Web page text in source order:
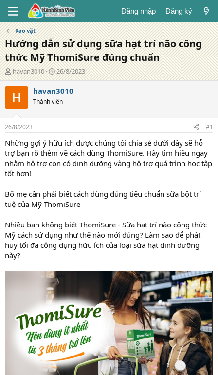
Đăng nhập Đăng ký
Rao vặt
Hướng dẫn sử dụng sữa hạt trí não công
thức Mỹ ThomiSure đúng chuẩn
T
á
c
g
ả
havan3010
N
g
à
y
đ
g
26/8/2023
havan3010
Thành viên
26/8/2023 #1
Những gợi ý hữu ích được chúng tôi chia sẻ dưới đây sẽ hỗ
trợ bạn rõ thêm về cách dùng ThomiSure. Hãy tìm hiểu ngay
nhằm hỗ trợ con có dinh dưỡng vàng hỗ trợ quá trình học tập
tốt hơn!
Bố mẹ cần phải biết cách dùng đúng tiêu chuẩn sữa bột trí
tuệ của Mỹ ThomiSure
Nhiều bạn không biết ThomiSure - Sữa hạt trí não công thức
Mỹ cách sử dụng như thế nào mới đúng? Làm sao để phát
huy tối đa công dụng hữu ích của loại sữa hạt dinh dưỡng
này?